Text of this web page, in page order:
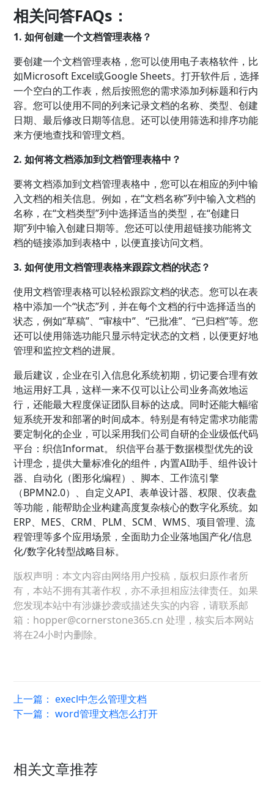
相关问答FAQs：
1. 如何创建一个文档管理表格？
要创建一个文档管理表格，您可以使用电子表格软件，比
如Microsoft Excel或Google Sheets。打开软件后，选择
一个空白的工作表，然后按照您的需求添加列标题和行内
容。您可以使用不同的列来记录文档的名称、类型、创建
日期、最后修改日期等信息。还可以使用筛选和排序功能
来方便地查找和管理文档。
2. 如何将文档添加到文档管理表格中？
要将文档添加到文档管理表格中，您可以在相应的列中输
入文档的相关信息。例如，在“文档名称”列中输入文档的
名称，在“文档类型”列中选择适当的类型，在“创建日
期”列中输入创建日期等。您还可以使用超链接功能将文
档的链接添加到表格中，以便直接访问文档。
3. 如何使用文档管理表格来跟踪文档的状态？
使用文档管理表格可以轻松跟踪文档的状态。您可以在表
格中添加一个“状态”列，并在每个文档的行中选择适当的
状态，例如“草稿”、“审核中”、“已批准”、“已归档”等。您
还可以使用筛选功能只显示特定状态的文档，以便更好地
管理和监控文档的进展。
最后建议，企业在引入信息化系统初期，切记要合理有效
地运用好工具，这样一来不仅可以让公司业务高效地运
行，还能最大程度保证团队目标的达成。同时还能大幅缩
短系统开发和部署的时间成本。特别是有特定需求功能需
要定制化的企业，可以采用我们公司自研的企业级低代码
平台：织信Informat。 织信平台基于数据模型优先的设
计理念，提供大量标准化的组件，内置AI助手、组件设计
器、自动化（图形化编程）、脚本、工作流引擎
（BPMN2.0）、自定义API、表单设计器、权限、仪表盘
等功能，能帮助企业构建高度复杂核心的数字化系统。如
ERP、MES、CRM、PLM、SCM、WMS、项目管理、流
程管理等多个应用场景，全面助力企业落地国产化/信息
化/数字化转型战略目标。
版权声明：本文内容由网络用户投稿，版权归原作者所
有，本站不拥有其著作权，亦不承担相应法律责任。如果
您发现本站中有涉嫌抄袭或描述失实的内容，请联系邮
箱：hopper@cornerstone365.cn 处理，核实后本网站
将在24小时内删除。
上一篇：execl中怎么管理文档
下一篇：word管理文档怎么打开
相关文章推荐